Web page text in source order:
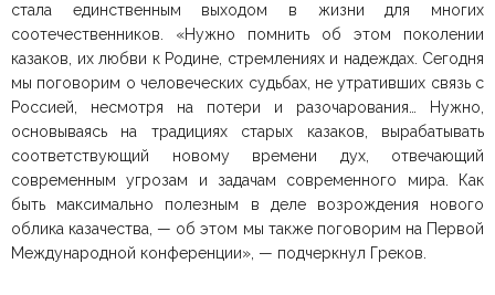
стала единственным выходом в жизни для многих
соотечественников. «Нужно помнить об этом поколении
казаков, их любви к Родине, стремлениях и надеждах. Сегодня
мы поговорим о человеческих судьбах, не утративших связь с
Россией, несмотря на потери и разочарования… Нужно,
основываясь на традициях старых казаков, вырабатывать
соответствующий новому времени дух, отвечающий
современным угрозам и задачам современного мира. Как
быть максимально полезным в деле возрождения нового
облика казачества, — об этом мы также поговорим на Первой
Международной конференции», — подчеркнул Греков.